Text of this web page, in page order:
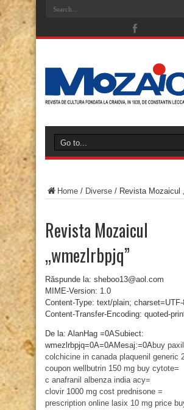
Home / Diverse / Revista Mozaicul
Revista Mozaicul
„wmezlrbpjq”
Răspunde la: sheboo13@aol.com
MIME-Version: 1.0
Content-Type: text/plain; charset=UTF-
Content-Transfer-Encoding: quoted-
De la: AlanHag =0ASubiect:
wmezlrbpjq=0A=0AMesaj:=0Abuy paxil
colchicine in canada plaquenil generic
coupon wellbutrin 150 mg buy cytote=
c anafranil albenza india acy=
clovir 1000 mg cost prednisone =
prescription online lasix 10 mg price